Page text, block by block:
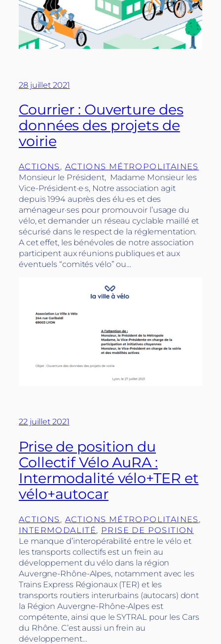
28 juillet 2021
Courrier : Ouverture des
données des projets de
voirie
ACTIONS , ACTIONS MÉTROPOLITAINES
Monsieur le Président, Madame Monsieur les
Vice-Président·e·s, Notre association agit
depuis 1994 auprès des élu·es et des
aménageur·ses pour promouvoir l’usage du
vélo, et demander un réseau cyclable maillé et
sécurisé dans le respect de la réglementation.
A cet effet, les bénévoles de notre association
participent aux réunions publiques et aux
éventuels “comités vélo” ou…
22 juillet 2021
Prise de position du
Collectif Vélo AuRA :
Intermodalité vélo+TER et
vélo+autocar
ACTIONS , ACTIONS MÉTROPOLITAINES
INTERMODALITÉ, PRISE DE POSITION
Le manque d’interopérabilité entre le vélo et
les transports collectifs est un frein au
développement du vélo dans la région
Auvergne-Rhône-Alpes, notamment avec les
Trains Express Régionaux (TER) et les
transports routiers interurbains (autocars) dont
la Région Auvergne-Rhône-Alpes est
compétente, ainsi que le SYTRAL pour les Cars
du Rhône. C’est aussi un frein au
développement…